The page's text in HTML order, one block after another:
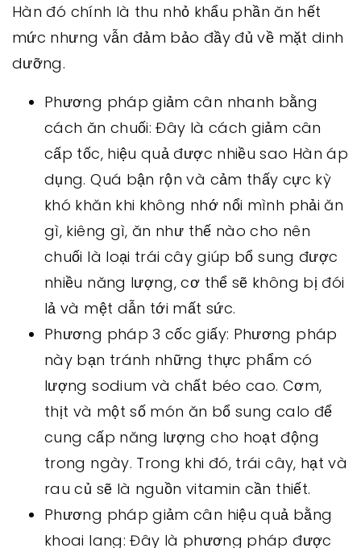
Hàn đó chính là thu nhỏ khẩu phần ăn hết
mức nhưng vẫn đảm bảo đầy đủ về mặt dinh
dưỡng.
Phương pháp giảm cân nhanh bằng
cách ăn chuối: Đây là cách giảm cân
cấp tốc, hiệu quả được nhiều sao Hàn áp
dụng. Quá bận rộn và cảm thấy cực kỳ
khó khăn khi không nhớ nổi mình phải ăn
gì, kiêng gì, ăn như thế nào cho nên
chuối là loại trái cây giúp bổ sung được
nhiều năng lượng, cơ thể sẽ không bị đói
lả và mệt dẫn tới mất sức.
Phương pháp 3 cốc giấy: Phương pháp
này bạn tránh những thực phẩm có
lượng sodium và chất béo cao. Cơm,
thịt và một số món ăn bổ sung calo để
cung cấp năng lượng cho hoạt động
trong ngày. Trong khi đó, trái cây, hạt và
rau củ sẽ là nguồn vitamin cần thiết.
Phương pháp giảm cân hiệu quả bằng
khoai lang: Đây là phương pháp được